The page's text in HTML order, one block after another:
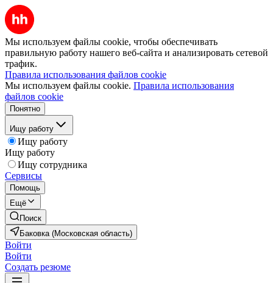
Мы используем файлы cookie, чтобы обеспечивать
правильную работу нашего веб-сайта и анализировать сетевой
трафик.
Правила использования файлов cookie
Мы используем файлы cookie. Правила использования
файлов cookie
Понятно
Ищу работу
Ищу работу
Ищу работу
Ищу сотрудника
Сервисы
Помощь
Ещё
Поиск
Баковка (Московская область)
Войти
Войти
Создать резюме